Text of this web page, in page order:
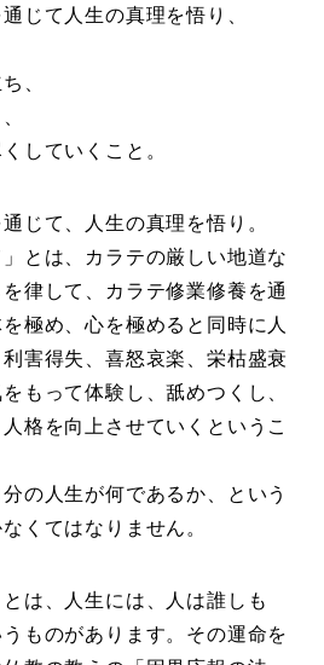
じて人生の真理を悟り、
、
していくこと。
じて、人生の真理を悟り。
」とは、カラテの厳しい地道な
律して、カラテ修業修養を通
極め、心を極めると同時に人
害得失、喜怒哀楽、栄枯盛衰
もって体験し、舐めつくし、
格を向上させていくというこ
の人生が何であるか、という
くてはなりません。
とは、人生には、人は誰しも
ものがあります。その運命を